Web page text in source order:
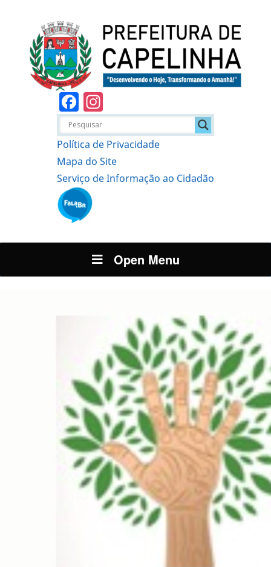
Facebook
Política de Privacidade
Mapa do Site
Serviço de Informação ao Cidadão
Open Menu